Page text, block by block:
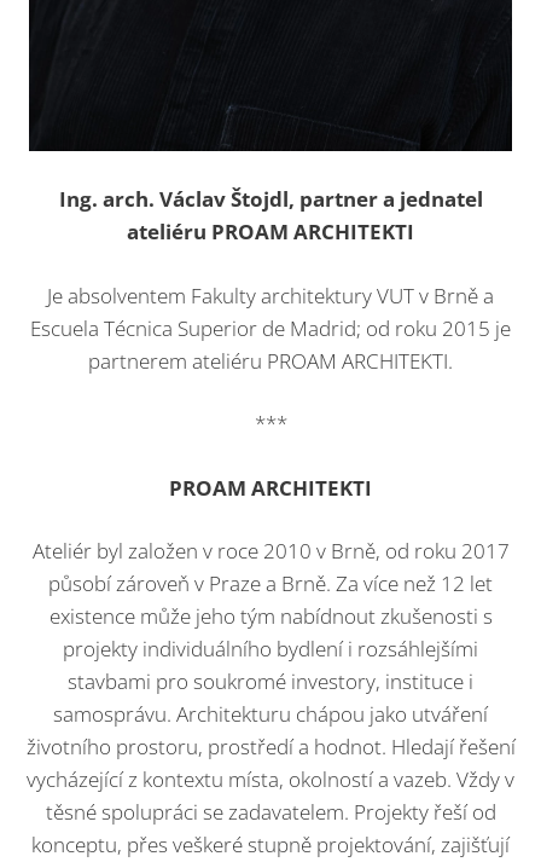
Ing. arch. Václav Štojdl, partner a jednatel
ateliéru PROAM ARCHITEKTI
Je absolventem Fakulty architektury VUT v Brně a
Escuela Técnica Superior de Madrid; od roku 2015 je
partnerem ateliéru PROAM ARCHITEKTI.
***
PROAM ARCHITEKTI
Ateliér byl založen v roce 2010 v Brně, od roku 2017
působí zároveň v Praze a Brně. Za více než 12 let
existence může jeho tým nabídnout zkušenosti s
projekty individuálního bydlení i rozsáhlejšími
stavbami pro soukromé investory, instituce i
samosprávu. Architekturu chápou jako utváření
životního prostoru, prostředí a hodnot. Hledají řešení
vycházející z kontextu místa, okolností a vazeb. Vždy v
těsné spolupráci se zadavatelem. Projekty řeší od
konceptu, přes veškeré stupně projektování, zajišťují